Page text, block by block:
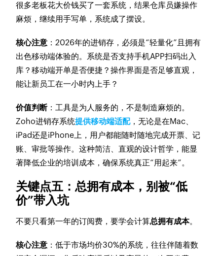
很多老板花大价钱买了一套系统，结果仓库员嫌操作
麻烦，继续用手写单，系统成了摆设。
核心注意 ：2026年的进销存，必须是“轻量化”且拥有
出色移动端体验的。系统是否支持手机APP扫码出入
库？移动端开单是否便捷？操作界面是否足够直观，
能让新员工在一小时内上手？
价值判断：工具是为人服务的，不是制造麻烦的。
Zoho进销存系统提供移动端适配，无论是在Mac、
iPad还是iPhone上，用户都能随时随地完成开票、记
账、审批等操作。这种简洁、直观的设计哲学，能显
著降低企业的培训成本，确保系统真正“用起来”。
关键点五：总拥有成本，别被“低
价”带入坑
不要只看第一年的订阅费，要学会计算总拥有成本。
核心注意 ：低于市场均价30%的系统，往往伴随着数